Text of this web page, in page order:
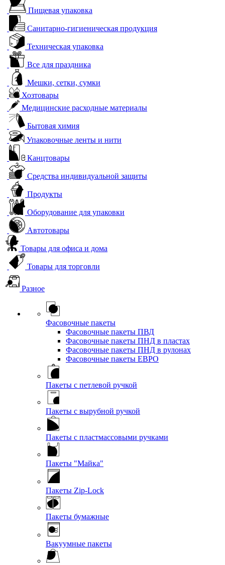
Пищевая упаковка
Санитарно-гигиеническая продукция
Техническая упаковка
Все для праздника
Мешки, сетки, сумки
Хозтовары
Медицинские расходные материалы
Бытовая химия
Упаковочные ленты и нити
Канцтовары
Средства индивидуальной защиты
Продукты
Оборудование для упаковки
Автотовары
Товары для офиса и дома
Товары для торговли
Разное
Фасовочные пакеты
Фасовочные пакеты ПВД
Фасовочные пакеты ПНД в пластах
Фасовочные пакеты ПНД в рулонах
Фасовочные пакеты ЕВРО
Пакеты с петлевой ручкой
Пакеты с вырубной ручкой
Пакеты с пластмассовыми ручками
Пакеты "Майка"
Пакеты Zip-Lock
Пакеты бумажные
Вакуумные пакеты